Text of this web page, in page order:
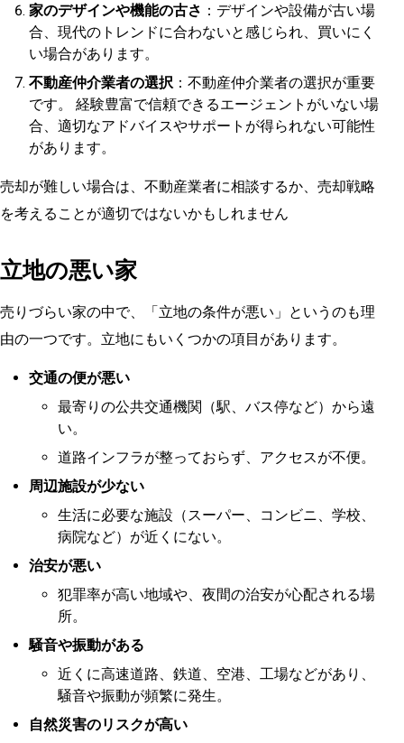
家のデザインや機能の古さ ：デザインや設備が古い場
合、現代のトレンドに合わないと感じられ、買いにく
い場合があります。
不動産仲介業者の選択 ：不動産仲介業者の選択が重要
です。 経験豊富で信頼できるエージェントがいない場
合、適切なアドバイスやサポートが得られない可能性
があります。
売却が難しい場合は、不動産業者に相談するか、売却戦略
を考えることが適切ではないかもしれません
立地の悪い家
売りづらい家の中で、「立地の条件が悪い」というのも理
由の一つです。立地にもいくつかの項目があります。
交通の便が悪い
最寄りの公共交通機関（駅、バス停など）から遠
い。
道路インフラが整っておらず、アクセスが不便。
周辺施設が少ない
生活に必要な施設（スーパー、コンビニ、学校、
病院など）が近くにない。
治安が悪い
犯罪率が高い地域や、夜間の治安が心配される場
所。
騒音や振動がある
近くに高速道路、鉄道、空港、工場などがあり、
騒音や振動が頻繁に発生。
自然災害のリスクが高い